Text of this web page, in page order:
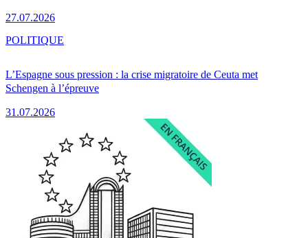
27.07.2026
L’Espagne sous pression : la crise migratoire de Ceuta met
Schengen à l’épreuve
31.07.2026
POLITIQUE